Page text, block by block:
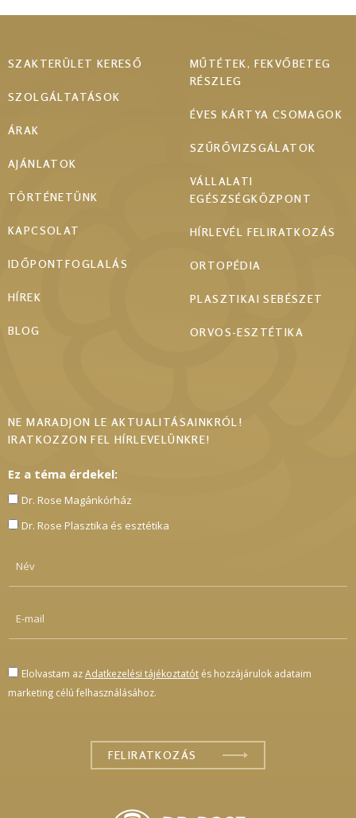
Footer
SZAKTERÜLET KERESŐ
SZOLGÁLTATÁSOK
ÁRAK
AJÁNLATOK
TÖRTÉNETÜNK
KAPCSOLAT
IDŐPONTFOGLALÁS
HÍREK
BLOG
MŰTÉTEK, FEKVŐBETEG
RÉSZLEG
ÉVES KÁRTYA CSOMAGOK
SZŰRŐVIZSGÁLATOK
VÁLLALATI
EGÉSZSÉGKÖZPONT
HÍRLEVÉL FELIRATKOZÁS
ORTOPÉDIA
PLASZTIKAI SEBÉSZET
ORVOS-ESZTÉTIKA
NE MARADJON LE AKTUALITÁSAINKRÓL!
IRATKOZZON FEL HÍRLEVELÜNKRE!
Ez a téma érdekel:
Dr. Rose Magánkórház
Dr. Rose Plasztika és esztétika
Elolvastam azAdatkezelési tájékoztatót és hozzájárulok adataim
marketing célú felhasználásához.